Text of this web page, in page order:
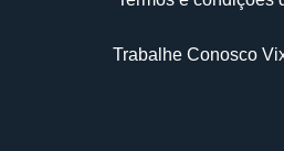
Trabalhe Conosco